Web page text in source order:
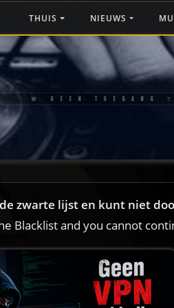
THUIS NIEUWS
🚨 GEEN TOEGANG ‼️
zwarte lijst en kunt niet
Blacklist and you cannot